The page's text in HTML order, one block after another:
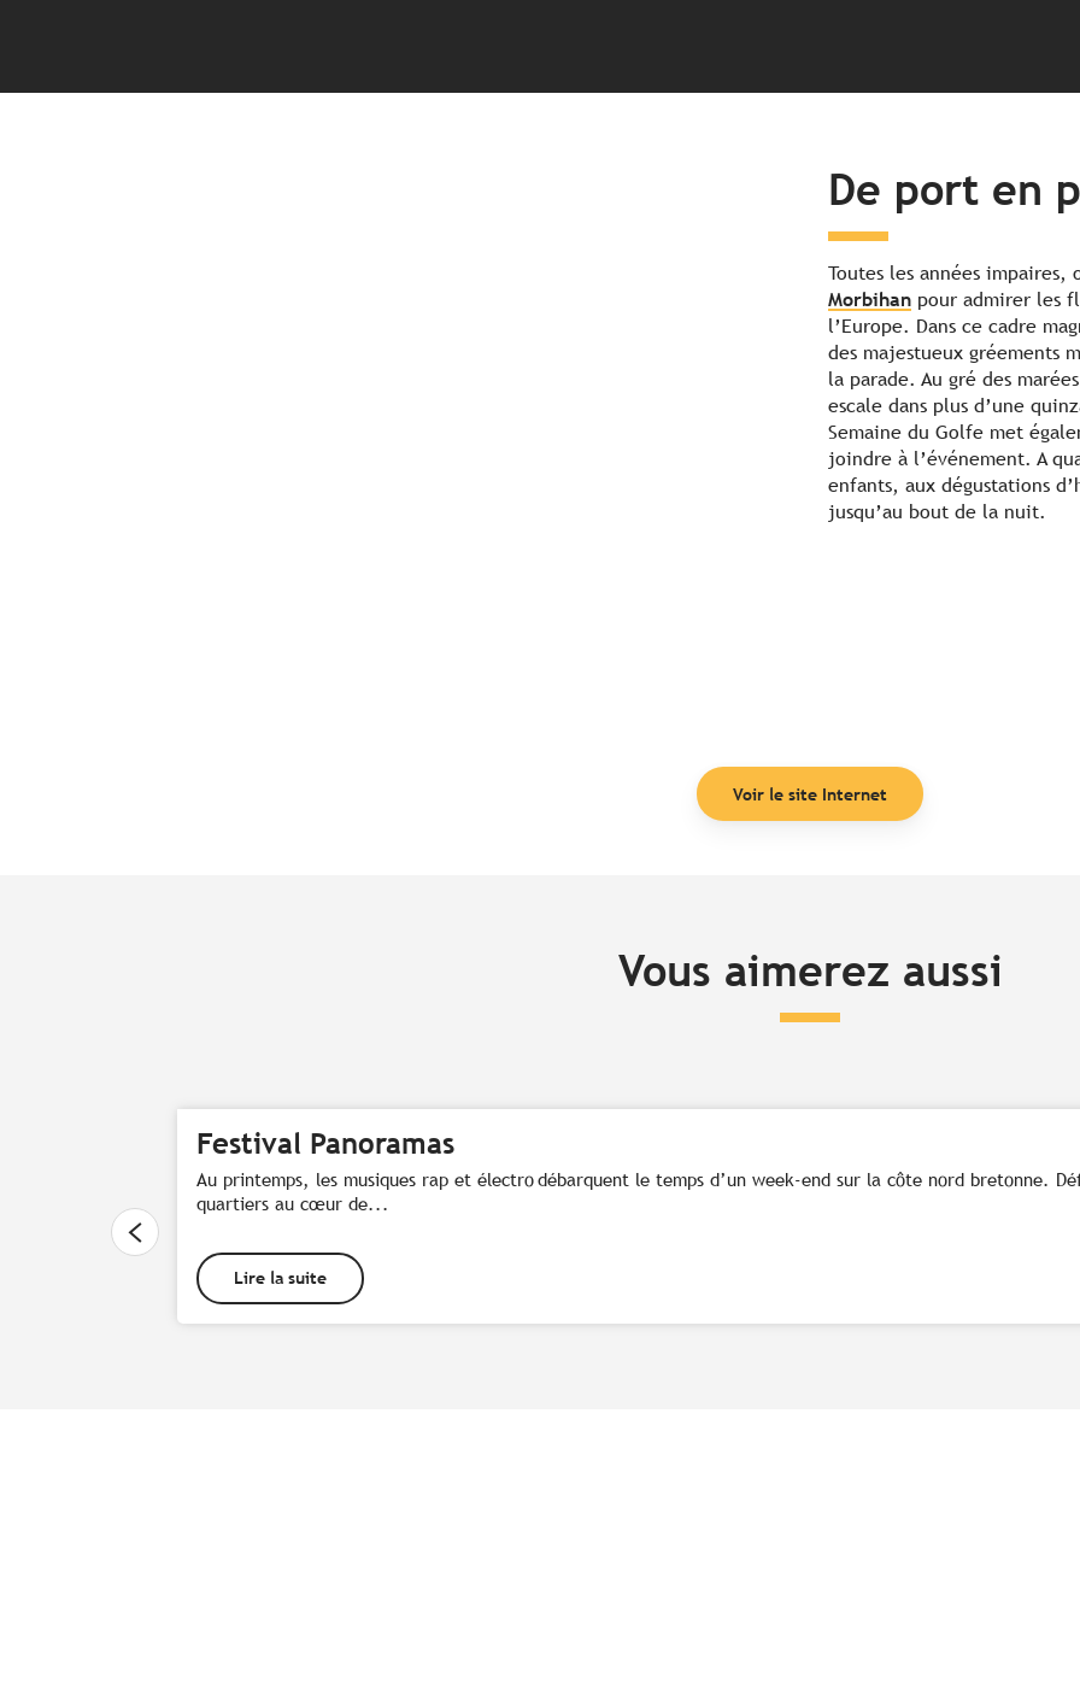
De port en
Toutes les années impaires,
Morbihan pour admirer les
l’Europe. Dans ce cadre
des majestueux gréements
la parade. Au gré des
escale dans plus d’une
Semaine du Golfe met
joindre à l’événement. A
enfants, aux dégustations
jusqu’au bout de la nuit.
Voir le site Internet
Vous aimerez aussi
Festival Panoramas
Au printemps, les musiques rap et électro débarquent le temps d’un week-end sur la côte nord bretonne.
quartiers au cœur de...
Lire la suite